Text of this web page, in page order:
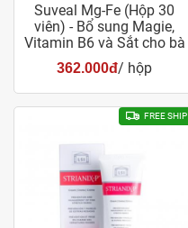
Suveal Mg-Fe (Hộp 30
viên) - Bổ sung Magie,
Vitamin B6 và Sắt cho bà
bầu
362.000đ/ hộp
FREE SHIP